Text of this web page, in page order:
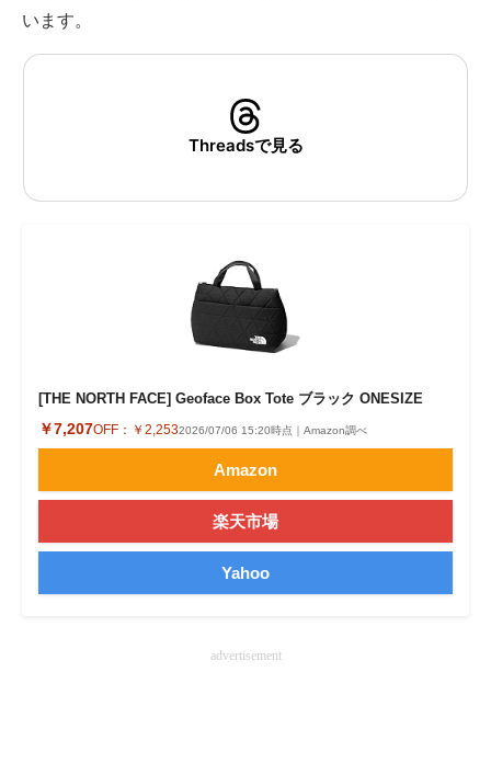
スマホと通信の最新トレンド
ビジネスと働き方のヒント
AI活用のいまが分かる
経営リーダーのコミュニティ
マーケ×ITの今がよく分かる
ITエンジニア向け専門サイト
企業向けIT製品の総合サイト
製造業のIT導入・活用を支援
モノづくり技術者専門サイト
います。
Threadsで見る
[THE NORTH FACE] Geoface Box Tote ブラック ONESIZE
￥7,207OFF： ￥2,2532026/07/06 15:20時点｜Amazon調べ
Amazon
楽天市場
Yahoo
advertisement